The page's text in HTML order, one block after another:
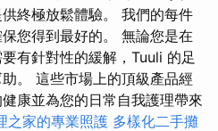
終極放鬆體驗。 我們的每件
您得到最好的。 無論您是在
有針對性的緩解，Tuuli 的足
。 這些市場上的頂級產品經
康並為您的日常自我護理帶來
之家的專業照護 多樣化二手攤